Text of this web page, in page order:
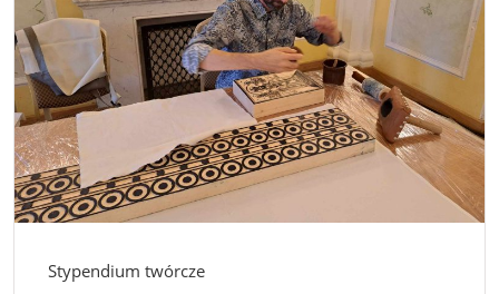
Stypendium twórcze